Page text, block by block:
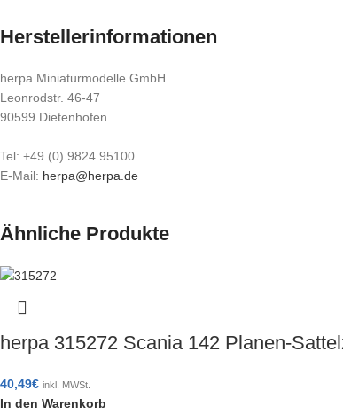
Herstellerinformationen
herpa Miniaturmodelle GmbH
Leonrodstr. 46-47
90599 Dietenhofen
Tel: +49 (0) 9824 95100
E-Mail: herpa@herpa.de
Ähnliche Produkte
herpa 315272 Scania 142 Planen-
40,49€ inkl. MWSt.
In den Warenkorb